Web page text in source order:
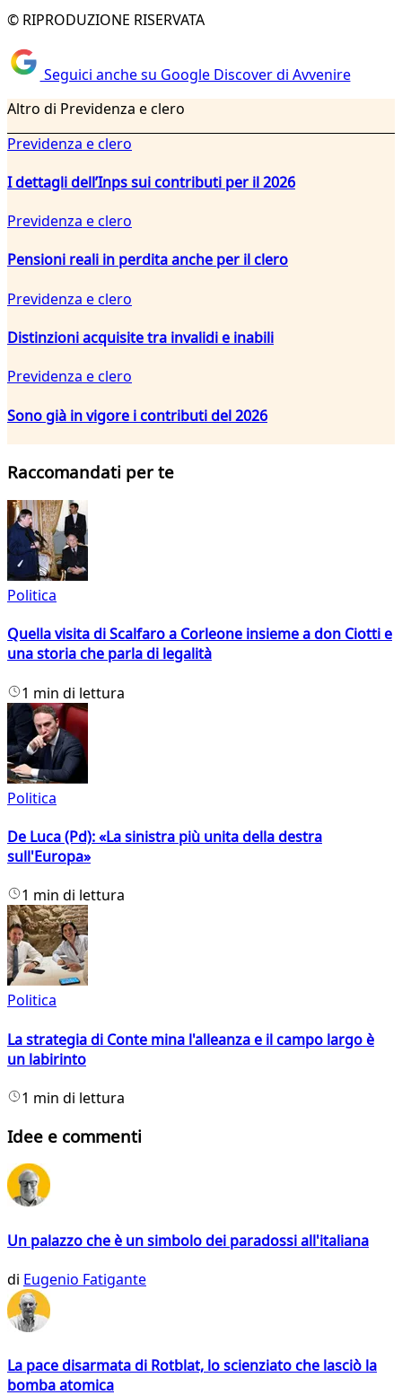
© RIPRODUZIONE RISERVATA
Seguici anche su Google Discover di Avvenire
Altro di Previdenza e clero
Previdenza e clero
I dettagli dell’Inps sui contributi per il 2026
Previdenza e clero
Pensioni reali in perdita anche per il clero
Previdenza e clero
Distinzioni acquisite tra invalidi e inabili
Previdenza e clero
Sono già in vigore i contributi del 2026
Raccomandati per te
Politica
Quella visita di Scalfaro a Corleone insieme a don Ciotti e
una storia che parla di legalità
1 min di lettura
Politica
De Luca (Pd): «La sinistra più unita della destra
sull'Europa»
1 min di lettura
Politica
La strategia di Conte mina l'alleanza e il campo largo è
un labirinto
1 min di lettura
Idee e commenti
Un palazzo che è un simbolo dei paradossi all'italiana
di Eugenio Fatigante
La pace disarmata di Rotblat, lo scienziato che lasciò la
bomba atomica